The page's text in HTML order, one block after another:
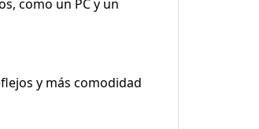
como un PC y un
y más comodidad